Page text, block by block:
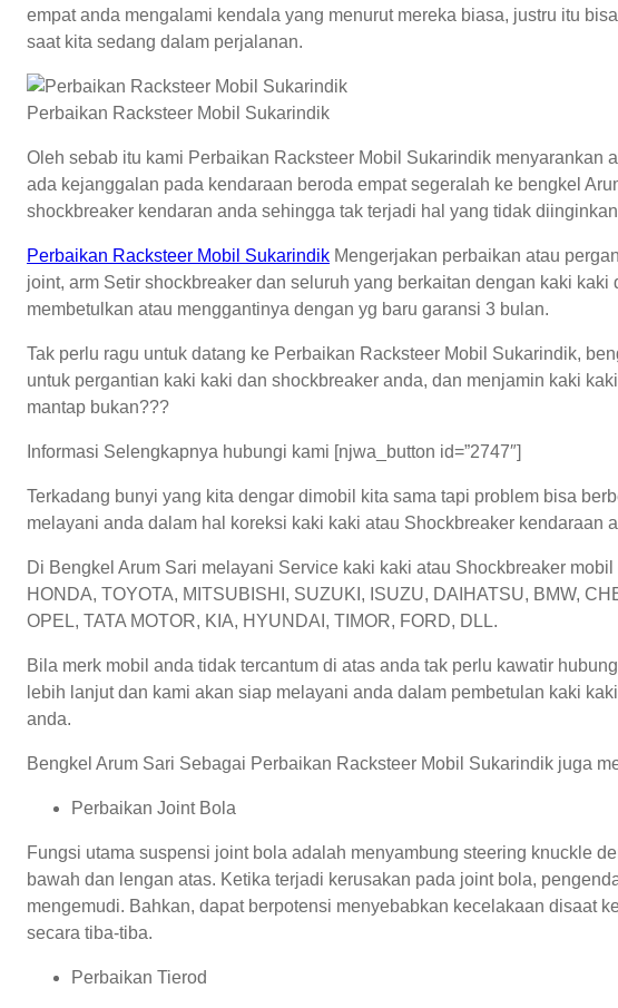
empat anda mengalami kendala yang menurut mereka biasa, justru itu
saat kita sedang dalam perjalanan.
Perbaikan Racksteer Mobil Sukarindik
Oleh sebab itu kami Perbaikan Racksteer Mobil Sukarindik menyarankan
ada kejanggalan pada kendaraan beroda empat segeralah ke bengkel
shockbreaker kendaran anda sehingga tak terjadi hal yang tidak
Perbaikan Racksteer Mobil Sukarindik Mengerjakan perbaikan atau
joint, arm Setir shockbreaker dan seluruh yang berkaitan dengan kaki
membetulkan atau menggantinya dengan yg baru garansi 3 bulan.
Tak perlu ragu untuk datang ke Perbaikan Racksteer Mobil Sukarindik,
untuk pergantian kaki kaki dan shockbreaker anda, dan menjamin kaki
mantap bukan???
Informasi Selengkapnya hubungi kami [njwa_button id=”2747″]
Terkadang bunyi yang kita dengar dimobil kita sama tapi problem bisa
melayani anda dalam hal koreksi kaki kaki atau Shockbreaker kendaraan
Di Bengkel Arum Sari melayani Service kaki kaki atau Shockbreaker
HONDA, TOYOTA, MITSUBISHI, SUZUKI, ISUZU, DAIHATSU, BMW,
OPEL, TATA MOTOR, KIA, HYUNDAI, TIMOR, FORD, DLL.
Bila merk mobil anda tidak tercantum di atas anda tak perlu kawatir
lebih lanjut dan kami akan siap melayani anda dalam pembetulan kaki
anda.
Bengkel Arum Sari Sebagai Perbaikan Racksteer Mobil Sukarindik juga
Perbaikan Joint Bola
Fungsi utama suspensi joint bola adalah menyambung steering knuckle
bawah dan lengan atas. Ketika terjadi kerusakan pada joint bola,
mengemudi. Bahkan, dapat berpotensi menyebabkan kecelakaan disaat
secara tiba-tiba.
Perbaikan Tierod